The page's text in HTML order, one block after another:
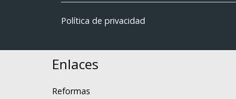
Política de privacidad
Enlaces
Reformas